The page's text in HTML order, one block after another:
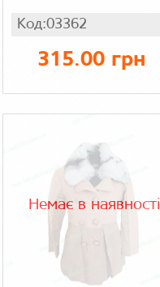
Код:03362
315.00 грн
Немає в наявності